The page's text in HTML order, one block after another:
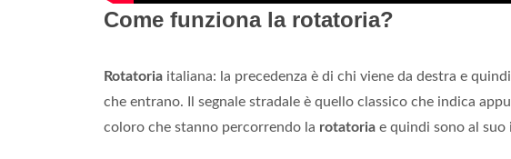
Come funziona la rotatoria?
Rotatoria italiana: la precedenza è di chi viene da destra e
che entrano. Il segnale stradale è quello classico che indica
coloro che stanno percorrendo la rotatoria e quindi sono al suo